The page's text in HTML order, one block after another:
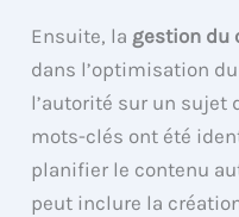
Ensuite, la gestion du
dans l’optimisation
l’autorité sur un sujet
mots-clés ont été
planifier le contenu
peut inclure la